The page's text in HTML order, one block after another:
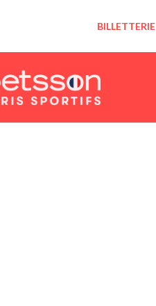
BILLETTERIE